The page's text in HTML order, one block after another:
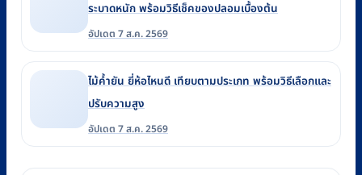
ระบาดหนัก พร้อมวิธีเช็คของปลอมเบื้องต้น
อัปเดต 7 ส.ค. 2569
ไม้ค้ำยัน ยี่ห้อไหนดี เทียบตามประเภท พร้อมวิธีเลือกและ
ปรับความสูง
อัปเดต 7 ส.ค. 2569